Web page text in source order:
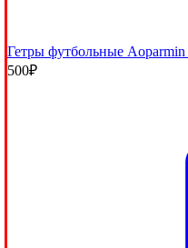
Гетры футбольные
500₽